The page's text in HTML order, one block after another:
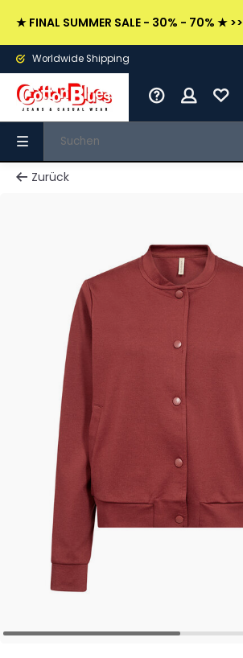
★ FINAL SUMMER SALE - 30% - 70% ★ >>
Worldwide Shipping
Zurück